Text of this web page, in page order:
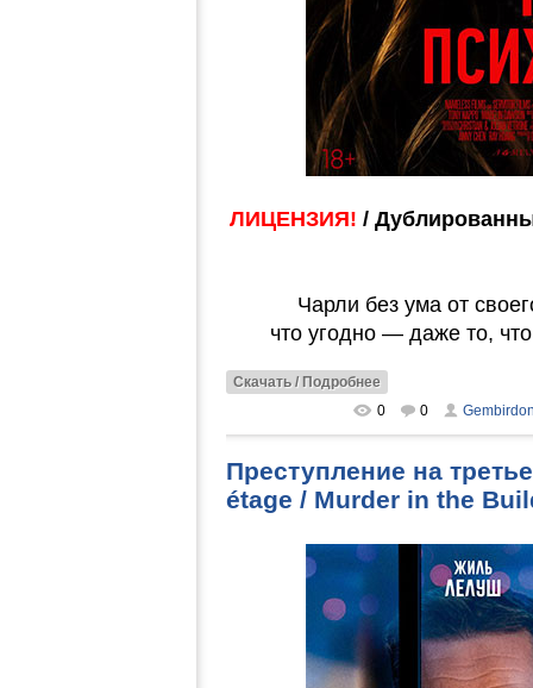
ЛИЦЕНЗИЯ! /
Чарли без ума от
что угодно — даже то,
Скачать / Подробнее
0
0
Преступление на
étage / Murder in the